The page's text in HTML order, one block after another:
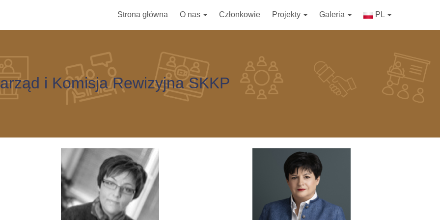
Strona główna O nas Członkowie Projekty Galeria PL
i Komisja Rewizyjna SKKP